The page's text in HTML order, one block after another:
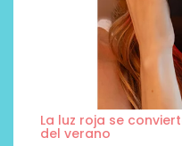
La luz roja se
del verano